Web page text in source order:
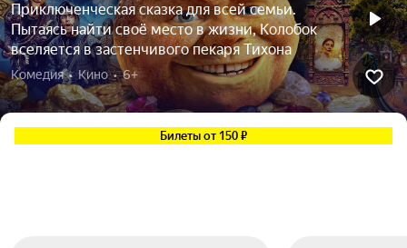
Приключенческая сказка для всей семьи.
Пытаясь найти своё место в жизни, Колобок
вселяется в застенчивого пекаря Тихона
Комедия  •  Кино  •  6+
Билеты от 150 ₽